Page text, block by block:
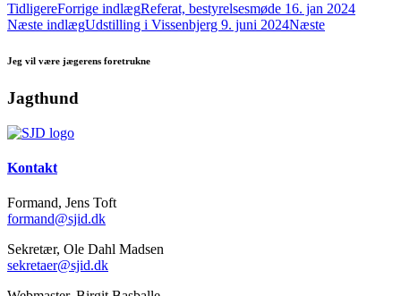
TidligereForrige indlægReferat, bestyrelsesmøde 16. jan 2024
Næste indlægUdstilling i Vissenbjerg 9. juni 2024Næste
Jeg vil være jægerens foretrukne
Jagthund
Kontakt
Formand, Jens Toft
formand@sjid.dk
Sekretær, Ole Dahl Madsen
sekretaer@sjid.dk